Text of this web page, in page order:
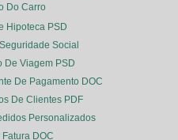
Do Carro
Hipoteca PSD
Social
De Viagem PSD
De Pagamento DOC
De Clientes PDF
Personalizados
Fatura DOC